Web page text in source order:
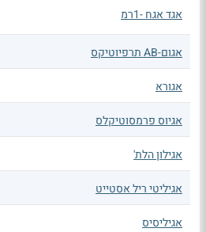
אגד אגח -1רמ
אגום-AB תרפיוטיקס
אגורא
אגיוס פרמסוטיקלס
אגילון הלת'
אגיליטי ריל אסטייט
אגיליסיס